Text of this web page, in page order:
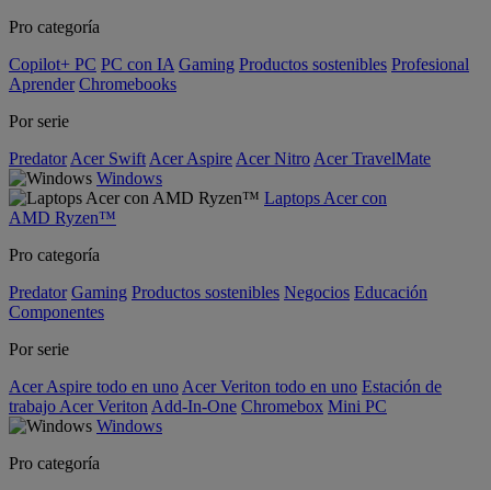
Pro categoría
Copilot+ PC PC con IA Gaming Productos sostenibles Profesional
Aprender Chromebooks
Por serie
Predator Acer Swift Acer Aspire Acer Nitro Acer TravelMate
Windows
Laptops Acer con
AMD Ryzen™
Pro categoría
Predator Gaming Productos sostenibles Negocios Educación
Componentes
Por serie
Acer Aspire todo en uno Acer Veriton todo en uno Estación de
trabajo Acer Veriton Add-In-One Chromebox Mini PC
Windows
Pro categoría